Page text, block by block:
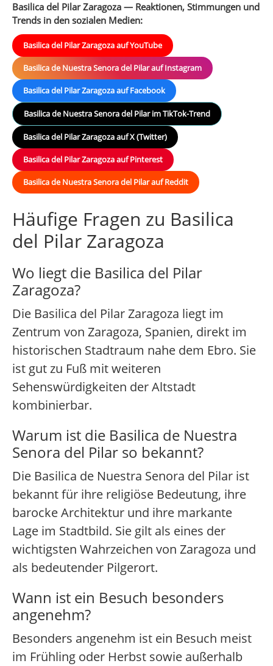
Basilica del Pilar Zaragoza — Reaktionen, Stimmungen und
Trends in den sozialen Medien:
Basilica del Pilar Zaragoza auf YouTube
Basilica de Nuestra Senora del Pilar auf Instagram
Basilica del Pilar Zaragoza auf Facebook
Basilica de Nuestra Senora del Pilar im TikTok-Trend
Basilica del Pilar Zaragoza auf X (Twitter)
Basilica del Pilar Zaragoza auf Pinterest
Basilica de Nuestra Senora del Pilar auf Reddit
Häufige Fragen zu Basilica
del Pilar Zaragoza
Wo liegt die Basilica del Pilar
Zaragoza?
Die Basilica del Pilar Zaragoza liegt im
Zentrum von Zaragoza, Spanien, direkt im
historischen Stadtraum nahe dem Ebro. Sie
ist gut zu Fuß mit weiteren
Sehenswürdigkeiten der Altstadt
kombinierbar.
Warum ist die Basilica de Nuestra
Senora del Pilar so bekannt?
Die Basilica de Nuestra Senora del Pilar ist
bekannt für ihre religiöse Bedeutung, ihre
barocke Architektur und ihre markante
Lage im Stadtbild. Sie gilt als eines der
wichtigsten Wahrzeichen von Zaragoza und
als bedeutender Pilgerort.
Wann ist ein Besuch besonders
angenehm?
Besonders angenehm ist ein Besuch meist
im Frühling oder Herbst sowie außerhalb